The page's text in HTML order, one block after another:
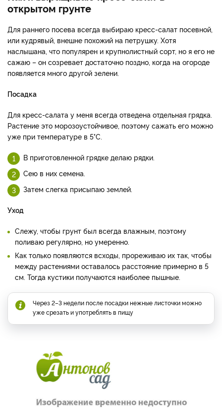
открытом грунте
Для раннего посева всегда выбираю кресс-салат посевной,
или кудрявый, внешне похожий на петрушку. Хотя
наслышана, что популярен и крупнолистный сорт, но я его не
сажаю – он созревает достаточно поздно, когда на огороде
появляется много другой зелени.
Посадка
Для кресс-салата у меня всегда отведена отдельная грядка.
Растение это морозоустойчивое, поэтому сажать его можно
уже при температуре в 5°С.
В приготовленной грядке делаю рядки.
Сею в них семена.
Затем слегка присыпаю землей.
Уход
Слежу, чтобы грунт был всегда влажным, поэтому
поливаю регулярно, но умеренно.
Как только появляются всходы, прореживаю их так, чтобы
между растениями оставалось расстояние примерно в 5
см. Тогда кустики получаются наиболее пышные.
Через 2–3 недели после посадки нежные листочки можно
уже срезать и употреблять в пищу